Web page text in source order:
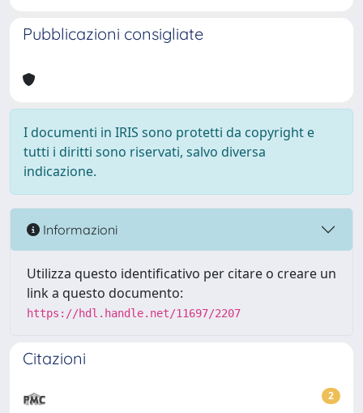
Pubblicazioni consigliate
I documenti in IRIS sono protetti da copyright e
tutti i diritti sono riservati, salvo diversa
indicazione.
Informazioni
Utilizza questo identificativo per citare o creare un
link a questo documento:
https://hdl.handle.net/11697/2207
Citazioni
2